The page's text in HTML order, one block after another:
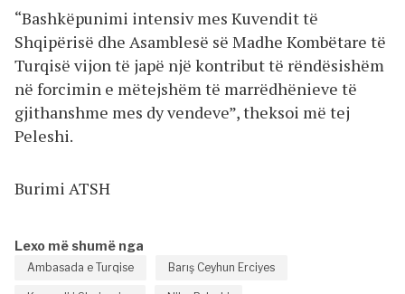
“Bashkëpunimi intensiv mes Kuvendit të
Shqipërisë dhe Asamblesë së Madhe Kombëtare të
Turqisë vijon të japë një kontribut të rëndësishëm
në forcimin e mëtejshëm të marrëdhënieve të
gjithanshme mes dy vendeve”, theksoi më tej
Peleshi.
Burimi ATSH
Lexo më shumë nga
Ambasada e Turqise Barış Ceyhun Erciyes